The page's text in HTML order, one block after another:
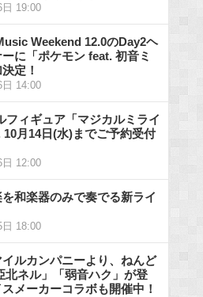
日 19:00
Weekend 12.0のDay2ヘ
に「ポケモン feat. 初音ミ
定！
日 14:00
フィギュア「マジカルミライ
10月14日(水)までご予約受付
日 12:00
和楽器のみで奏でる新ライ
日 18:00
ルカンパニーより、ねんど
北ネル」「弱音ハク」が登
メーカーコラボも開催中！